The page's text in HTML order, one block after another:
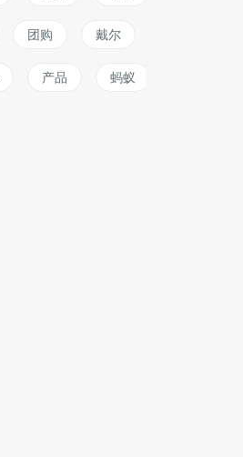
团购 戴尔
产品 蚂蚁